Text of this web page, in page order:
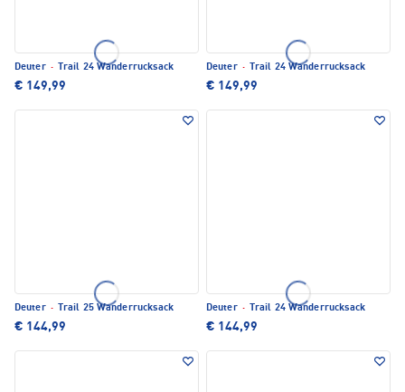
Deuter · Trail 24 Wanderrucksack
€ 149,99
Deuter · Trail 24 Wanderrucksack
€ 149,99
Deuter · Trail 25 Wanderrucksack
€ 144,99
Deuter · Trail 24 Wanderrucksack
€ 144,99